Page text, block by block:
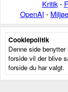
Kritik-
OpenAI -
Cookiepolitik
Denne side
forside vil der blive
forside du har valgt.